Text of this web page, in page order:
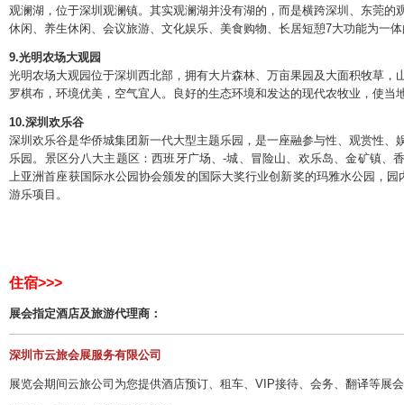
观澜湖，位于深圳观澜镇。其实观澜湖并没有湖的，而是横跨深圳、东莞的
休闲、养生休闲、会议旅游、文化娱乐、美食购物、长居短憩7大功能为一
9.光明农场大观园
光明农场大观园位于深圳西北部，拥有大片森林、万亩果园及大面积牧草，
罗棋布，环境优美，空气宜人。良好的生态环境和发达的现代农牧业，使当
10.深圳欢乐谷
深圳欢乐谷是华侨城集团新一代大型主题乐园，是一座融参与性、观赏性、
乐园。景区分八大主题区：西班牙广场、-城、冒险山、欢乐岛、金矿镇、
上亚洲首座获国际水公园协会颁发的国际大奖行业创新奖的玛雅水公园，
游乐项目。
住宿>>>
展会指定酒店及旅游代理商：
深圳市云旅会展服务有限公司
展览会期间云旅公司为您提供酒店预订、租车、VIP接待、会务、翻译等展